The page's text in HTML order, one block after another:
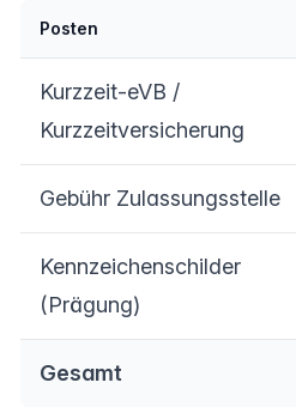
Posten
Kurzzeit-eVB /
Kurzzeitversicherung
Gebühr Zulassungsstelle
Kennzeichenschilder
(Prägung)
Gesamt